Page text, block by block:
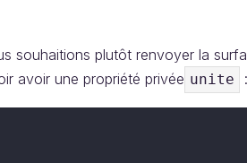
souhaitions plutôt renvoyer la
avoir une propriété privée unite :